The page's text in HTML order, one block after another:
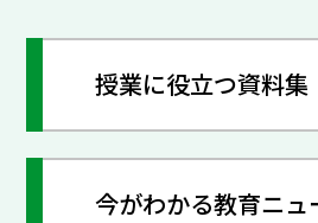
授業に役立つ資料集
今がわかる教育ニュ